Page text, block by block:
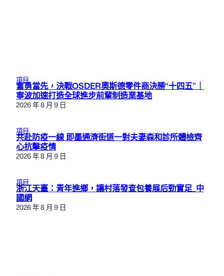
項目
奮勇當先，決戰OSDER奧斯德零件商決勝“十四五”｜
寧波加速打造全球進步前輩制造業基地
2026 年 8 月 9 日
項目
共赴防疫一線 即墨通濟街道一對夫妻森和診所體檢齊
心抗擊疫情
2026 年 8 月 9 日
項目
浙江天臺：青年進鄉，讓村落發查包養展后勁實足_中
國網
2026 年 8 月 9 日